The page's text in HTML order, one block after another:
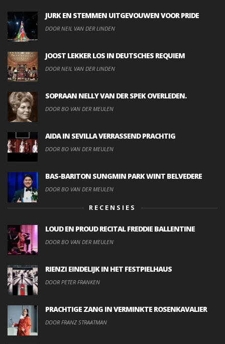
JURK EN STEMMEN UITGEVOUWEN VOOR PRIDE
DOOR NEIL VAN DER LINDEN
JOOST LEKKER LOS IN DEUTSCHES REQUIEM
DOOR NEIL VAN DER LINDEN
SOPRAAN NELLY VAN DER SPEK OVERLEDEN.
DOOR BO VAN DER MEULEN
AIDA IN SEVILLA VERRASSEND PRACHTIG
DOOR BO VAN DER MEULEN
BAS-BARITON SUNGMIN PARK WINT BELVEDERE
DOOR BO VAN DER MEULEN
RECENSIES
LOUD EN PROUD RECITAL FREDDIE BALLENTINE
DOOR BO VAN DER MEULEN
RIENZI EINDELIJK IN HET FESTPIELHAUS
DOOR PETER FRANKEN
PRACHTIGE ZANG IN VERMINKTE ROSENKAVALIER
DOOR FRANZ STRAATMAN